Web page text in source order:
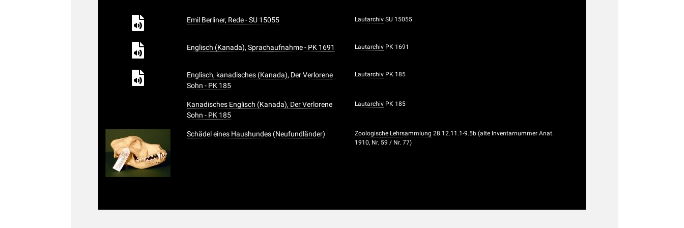
Emil Berliner, Rede - SU 15055 Lautarchiv SU 15055
Englisch (Kanada), Sprachaufnahme - PK 1691 Lautarchiv PK 1691
Englisch, kanadisches (Kanada), Der Verlorene
Sohn - PK 185
Lautarchiv PK 185
Kanadisches Englisch (Kanada), Der Verlorene
Sohn - PK 185
Lautarchiv PK 185
Schädel eines Haushundes (Neufundländer) Zoologische Lehrsammlung 28.12.11.1-9.5b (alte Inventarnummer Anat.
1910, Nr. 59 / Nr. 77)